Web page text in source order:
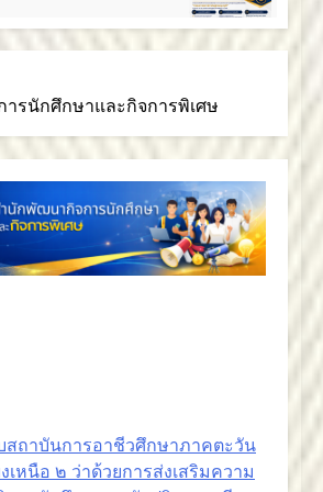
ษาภาคตะวันออกเฉียงเหนือ 2
กษาภาคตะวันออกเฉียงเหนือ
รนักศึกษาและกิจการพิเศษ
สถาบันการอาชีวศึกษาภาคตะวัน
เหนือ ๒ ว่าด้วยการส่งเสริมความ